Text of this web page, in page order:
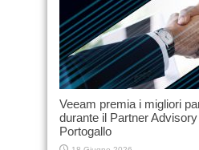
Veeam premia i migliori
durante il Partner
Portogallo